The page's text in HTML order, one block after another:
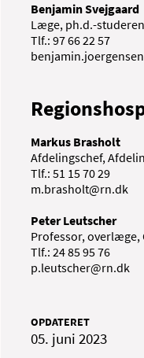
Benjamin Svejgaard
Læge, ph.d.-
Tlf.: 97 66 22 57
Markus Brasholt
Afdelingschef,
Tlf.: 51 15 70 29
m.brasholt@rn.dk
Peter Leutscher
Professor, overlæge,
Tlf.: 24 85 95 76
p.leutscher@rn.dk
OPDATERET
05. juni 2023